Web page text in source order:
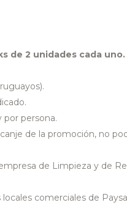
de 2 unidades cada uno.
por persona.
de la promoción, no
de Limpieza y de
comerciales de